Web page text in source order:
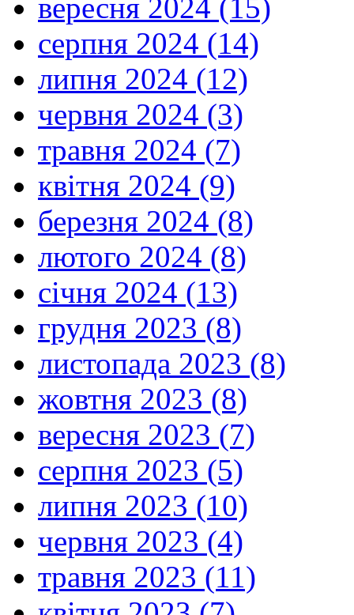
вересня 2024 (15)
серпня 2024 (14)
липня 2024 (12)
червня 2024 (3)
травня 2024 (7)
квітня 2024 (9)
березня 2024 (8)
лютого 2024 (8)
січня 2024 (13)
грудня 2023 (8)
листопада 2023 (8)
жовтня 2023 (8)
вересня 2023 (7)
серпня 2023 (5)
липня 2023 (10)
червня 2023 (4)
травня 2023 (11)